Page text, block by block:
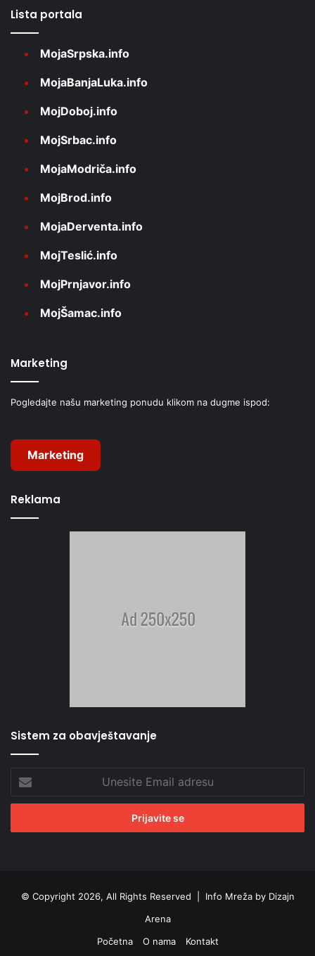
Lista portala
MojaSrpska.info
MojaBanjaLuka.info
MojDoboj.info
MojSrbac.info
MojaModriča.info
MojBrod.info
MojaDerventa.info
MojTeslić.info
MojPrnjavor.info
MojŠamac.info
Marketing
Pogledajte našu marketing ponudu klikom na dugme ispod:
Marketing
Reklama
Sistem za obavještavanje
Email
adresu
© Copyright 2026, All Rights Reserved | Info Mreža by Dizajn
Arena
Početna
O nama Kontakt